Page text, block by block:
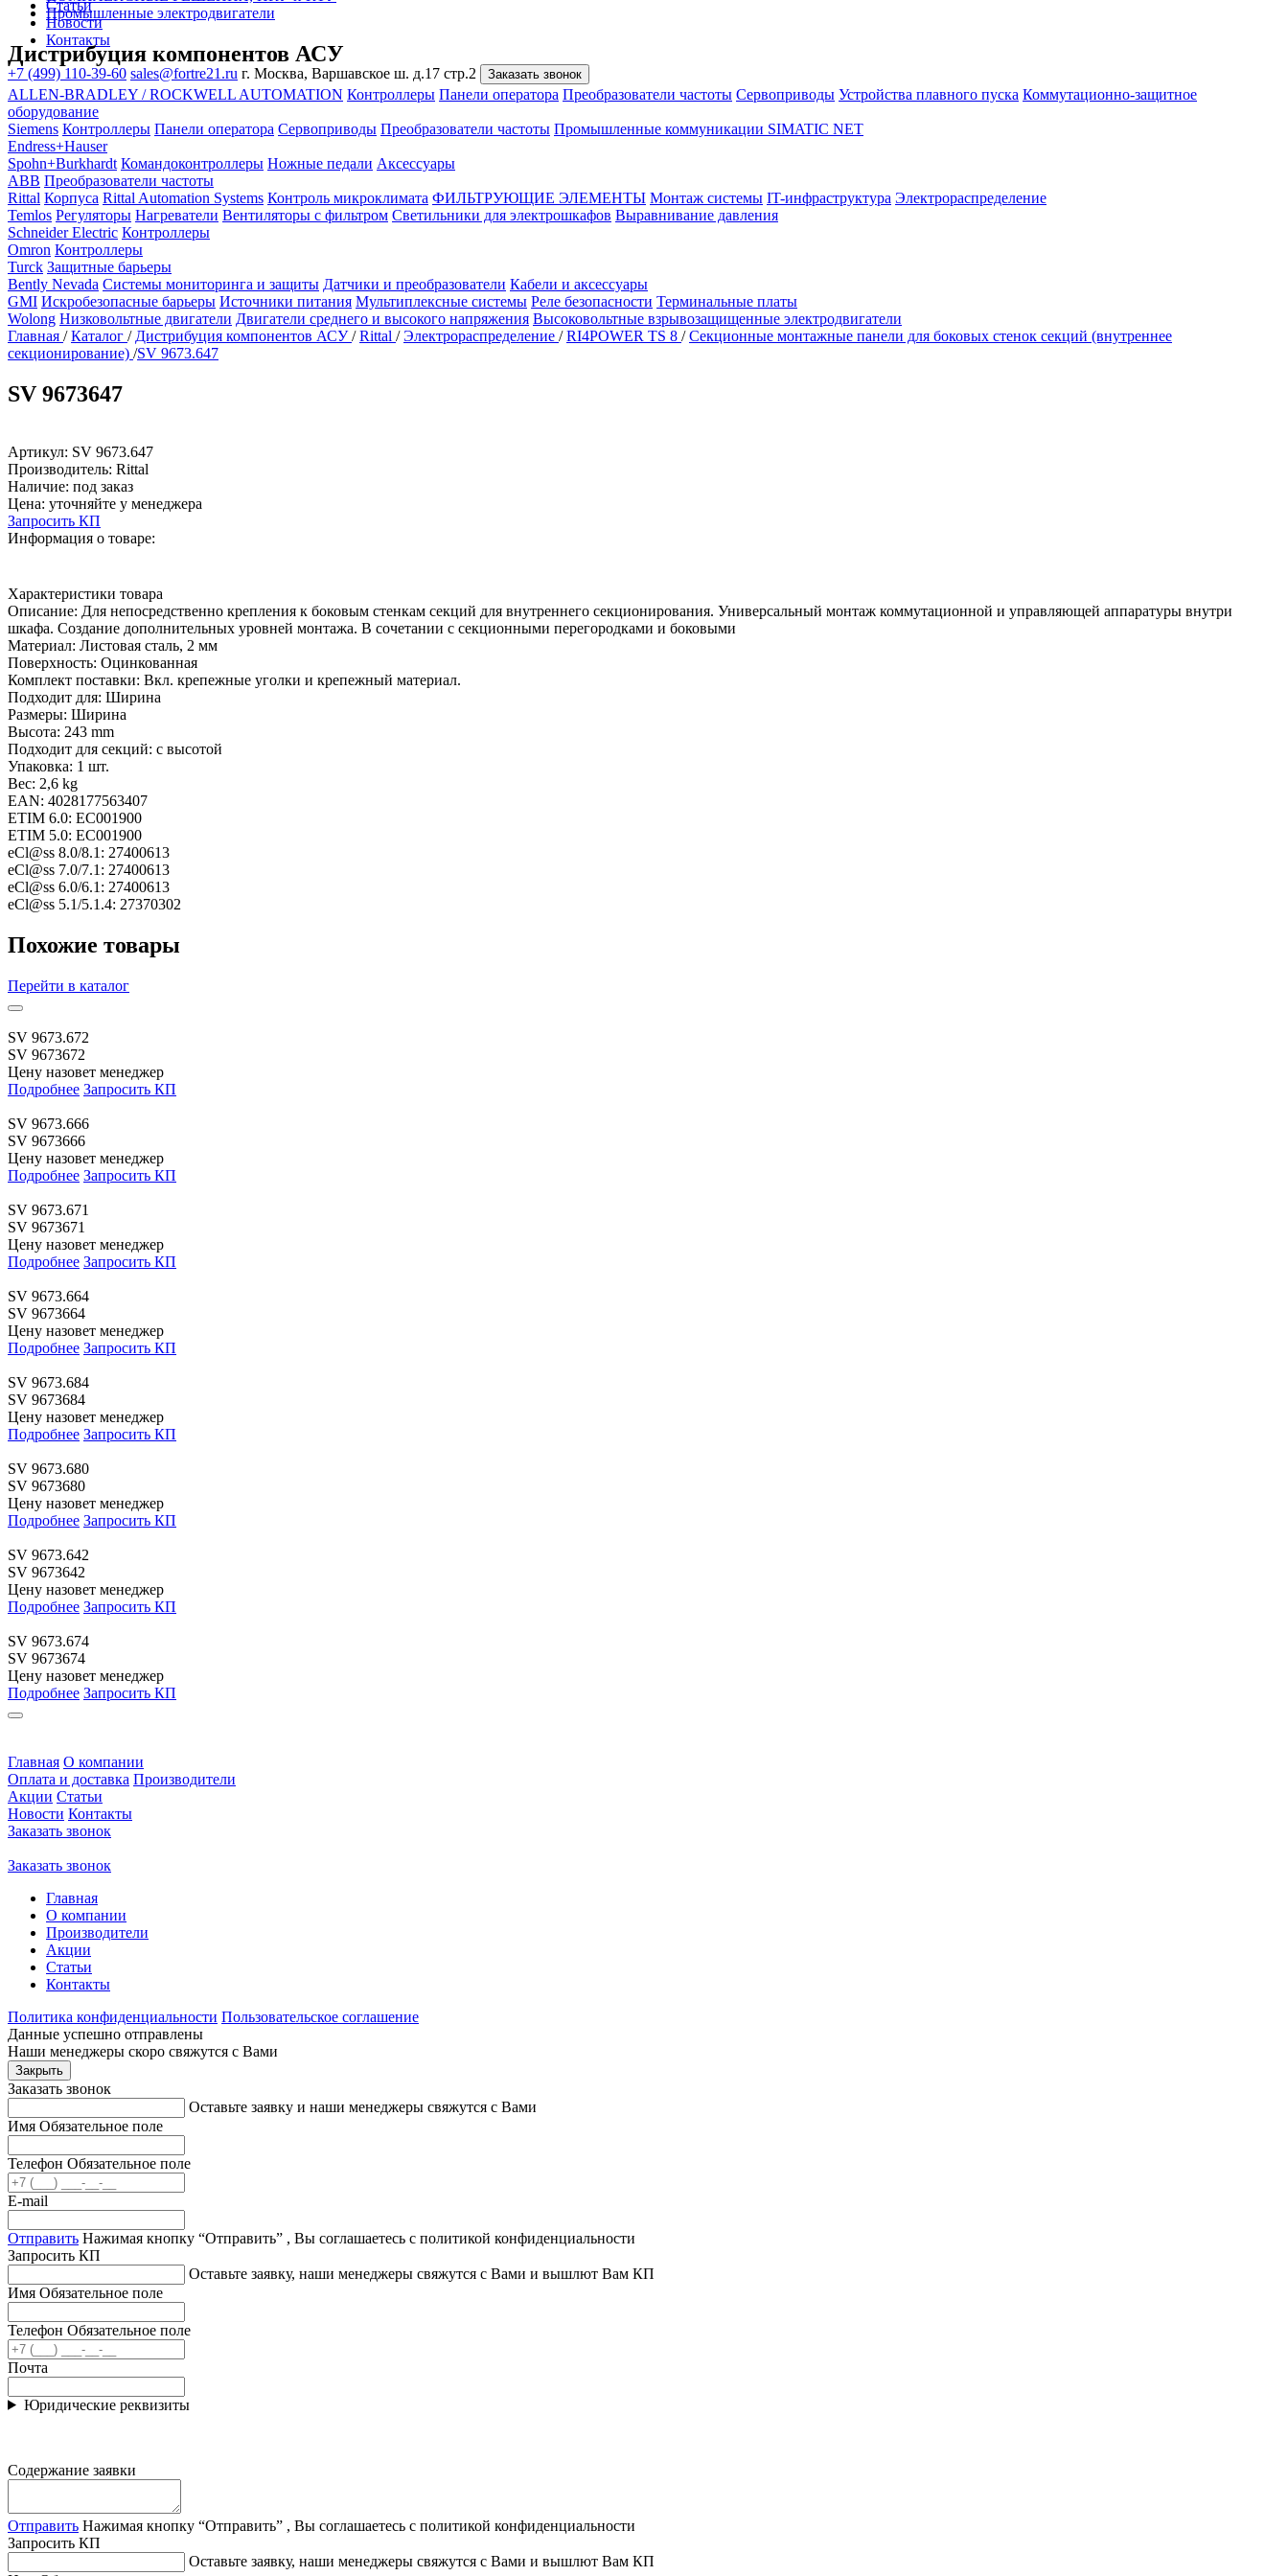
Статьи
Новости
Контакты
+7 (499) 110-39-60 sales@fortre21.ru г. Москва, Варшавское ш. д.17 стр.2 Заказать звонок
Промышленные электродвигатели
Дистрибуция компонентов АСУ
ALLEN-BRADLEY / ROCKWELL AUTOMATION Контроллеры Панели оператора Преобразователи частоты Сервоприводы Устройства плавного пуска Коммутационно-защитное
оборудование
Siemens Контроллеры Панели оператора Сервоприводы Преобразователи частоты Промышленные коммуникации SIMATIC NET
Endress+Hauser
Spohn+Burkhardt Командоконтроллеры Ножные педали Аксессуары
ABB Преобразователи частоты
Rittal Корпуса Rittal Automation Systems Контроль микроклимата ФИЛЬТРУЮЩИЕ ЭЛЕМЕНТЫ Монтаж системы IT-инфраструктура Электрораспределение
Temlos Регуляторы Нагреватели Вентиляторы с фильтром Светильники для электрошкафов Выравнивание давления
Schneider Electric Контроллеры
Omron Контроллеры
Turck Защитные барьеры
Bently Nevada Системы мониторинга и защиты Датчики и преобразователи Кабели и аксессуары
GMI Искробезопасные барьеры Источники питания Мультиплексные системы Реле безопасности Терминальные платы
Wolong Низковольтные двигатели Двигатели среднего и высокого напряжения Высоковольтные взрывозащищенные электродвигатели
Главная / Каталог / Дистрибуция компонентов АСУ / Rittal / Электрораспределение / RI4POWER TS 8 / Секционные монтажные панели для боковых стенок секций (внутреннее
секционирование) /SV 9673.647
SV 9673647
Артикул: SV 9673.647
Производитель: Rittal
Наличие: под заказ
Цена: уточняйте у менеджера
Запросить КП
Информация о товаре:
Характеристики товара
Описание: Для непосредственно крепления к боковым стенкам секций для внутреннего секционирования. Универсальный монтаж коммутационной и управляющей аппаратуры внутри
шкафа. Создание дополнительных уровней монтажа. В сочетании с секционными перегородками и боковыми
Материал: Листовая сталь, 2 мм
Поверхность: Оцинкованная
Комплект поставки: Вкл. крепежные уголки и крепежный материал.
Подходит для: Ширина
Размеры: Ширина
Высота: 243 mm
Подходит для секций: с высотой
Упаковка: 1 шт.
Вес: 2,6 kg
EAN: 4028177563407
ETIM 6.0: EC001900
ETIM 5.0: EC001900
eCl@ss 8.0/8.1: 27400613
eCl@ss 7.0/7.1: 27400613
eCl@ss 6.0/6.1: 27400613
eCl@ss 5.1/5.1.4: 27370302
Похожие товары
Перейти в каталог
SV 9673.672
SV 9673672
Цену назовет менеджер
Подробнее Запросить КП
SV 9673.666
SV 9673666
Цену назовет менеджер
Подробнее Запросить КП
SV 9673.671
SV 9673671
Цену назовет менеджер
Подробнее Запросить КП
SV 9673.664
SV 9673664
Цену назовет менеджер
Подробнее Запросить КП
SV 9673.684
SV 9673684
Цену назовет менеджер
Подробнее Запросить КП
SV 9673.680
SV 9673680
Цену назовет менеджер
Подробнее Запросить КП
SV 9673.642
SV 9673642
Цену назовет менеджер
Подробнее Запросить КП
SV 9673.674
SV 9673674
Цену назовет менеджер
Подробнее Запросить КП
Главная О компании
Оплата и доставка Производители
Акции Статьи
Новости Контакты
Заказать звонок
Заказать звонок
Главная
О компании
Производители
Акции
Статьи
Контакты
Политика конфиденциальности Пользовательское соглашение
Данные успешно отправлены
Наши менеджеры скоро свяжутся с Вами
Закрыть
Заказать звонок
Оставьте заявку и наши менеджеры свяжутся с Вами
Имя Обязательное поле
Телефон Обязательное поле
E-mail
Отправить Нажимая кнопку “Отправить” , Вы соглашаетесь с политикой конфиденциальности
Запросить КП
Оставьте заявку, наши менеджеры свяжутся с Вами и вышлют Вам КП
Имя Обязательное поле
Телефон Обязательное поле
Почта
Юридические реквизиты
Содержание заявки
Отправить Нажимая кнопку “Отправить” , Вы соглашаетесь с политикой конфиденциальности
Запросить КП
Оставьте заявку, наши менеджеры свяжутся с Вами и вышлют Вам КП